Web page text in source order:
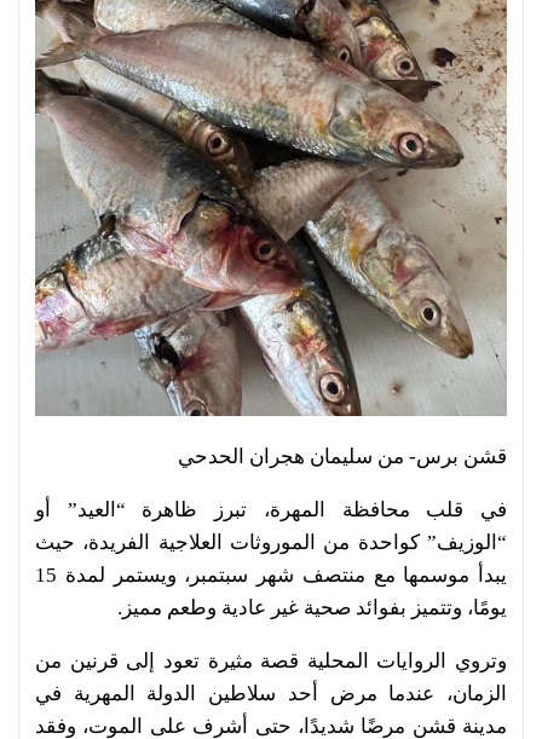
قشن برس- من سليمان هجران الحدحي
في قلب محافظة المهرة، تبرز ظاهرة “العيد” أو
“الوزيف” كواحدة من الموروثات العلاجية الفريدة، حيث
يبدأ موسمها مع منتصف شهر سبتمبر، ويستمر لمدة 15
يومًا، وتتميز بفوائد صحية غير عادية وطعم مميز.
وتروي الروايات المحلية قصة مثيرة تعود إلى قرنين من
الزمان، عندما مرض أحد سلاطين الدولة المهرية في
مدينة قشن مرضًا شديدًا، حتى أشرف على الموت، وفقد